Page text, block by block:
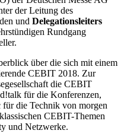
der Leitung des
und Delegationsleiters
Rundgang
über die sich mit einem
CEBIT 2018. Zur
die CEBIT
für die Konferenzen,
die Technik von morgen
CEBIT-Themen
und Netzwerke.